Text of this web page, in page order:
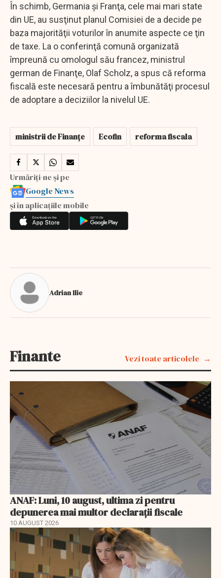
În schimb, Germania şi Franţa, cele mai mari state
din UE, au susţinut planul Comisiei de a decide pe
baza majorităţii voturilor în anumite aspecte ce ţin
de taxe. La o conferinţă comună organizată
împreună cu omologul său francez, ministrul
german de Finanţe, Olaf Scholz, a spus că reforma
fiscală este necesară pentru a îmbunătăţi procesul
de adoptare a deciziilor la nivelul UE.
ministrii de Finanțe Ecofin reforma fiscala
Urmăriți-ne și pe
Google News
și în aplicațiile mobile
Adrian Ilie
Finante Vezi toate articolele
ANAF: Luni, 10 august, ultima zi pentru
depunerea mai multor declarații fiscale
10 AUGUST 2026